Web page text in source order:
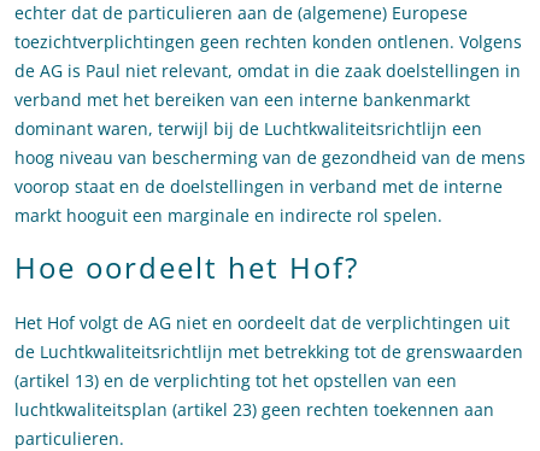
echter dat de particulieren aan de (algemene) Europese
toezichtverplichtingen geen rechten konden ontlenen. Volgens
de AG is Paul niet relevant, omdat in die zaak doelstellingen in
verband met het bereiken van een interne bankenmarkt
dominant waren, terwijl bij de Luchtkwaliteitsrichtlijn een
hoog niveau van bescherming van de gezondheid van de mens
voorop staat en de doelstellingen in verband met de interne
markt hooguit een marginale en indirecte rol spelen.
Hoe oordeelt het Hof?
Het Hof volgt de AG niet en oordeelt dat de verplichtingen uit
de Luchtkwaliteitsrichtlijn met betrekking tot de grenswaarden
(artikel 13) en de verplichting tot het opstellen van een
luchtkwaliteitsplan (artikel 23) geen rechten toekennen aan
particulieren.